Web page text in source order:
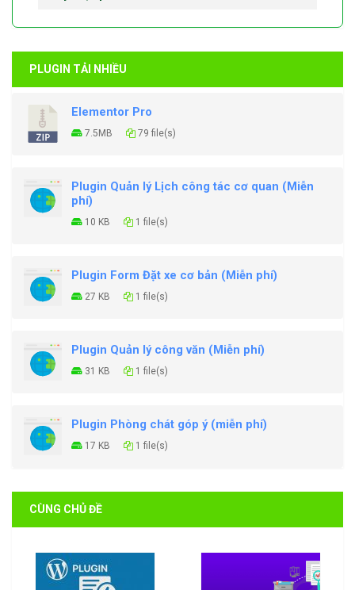
PLUGIN TẢI NHIỀU
Elementor Pro
7.5MB 79 file(s)
Plugin Quản lý Lịch công tác cơ quan (Miễn
phí)
10 KB 1 file(s)
Plugin Form Đặt xe cơ bản (Miễn phí)
27 KB 1 file(s)
Plugin Quản lý công văn (Miễn phí)
31 KB 1 file(s)
Plugin Phòng chát góp ý (miễn phí)
17 KB 1 file(s)
CÙNG CHỦ ĐỀ